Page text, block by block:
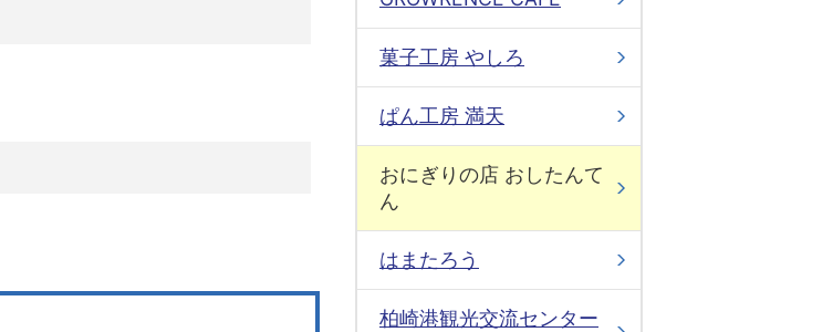
菓子工房 やしろ
ぱん工房 満天
おにぎりの店 おしたんて
ん
はまたろう
柏崎港観光交流センター